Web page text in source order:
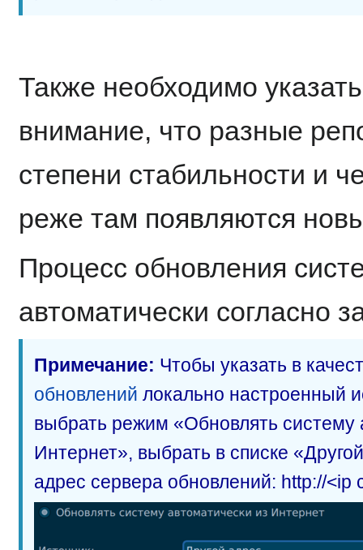
Также необходимо
внимание, что разные
степени стабильности и
реже там появляются
Процесс обновления
автоматически согласно
Примечание: Чтобы указать в
обновлений локально настроенный
выбрать режим «Обновлять систему
Интернет», выбрать в списке
адрес сервера обновлений: http://<ip